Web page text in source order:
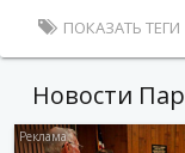
ПОКАЗАТЬ ТЕГИ
Новости